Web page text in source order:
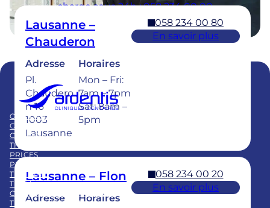
Lausanne –
Chauderon
Adresse
Pl.
Chaudero
n 16
1003
Lausanne
Horaires
Mon – Fri:
7am – 7pm
Sat: 8am –
5pm
058 234 00 80
En savoir plus
Lausanne – Flon
Adresse
Horaires
058 234 00 20
En savoir plus
charge sous 24h : 058 234 00 00
OUR CARE
CLINICS
CAREER
THE GROUP
PRICES
PRACTICE ACQUISITION
TRAINING
TEAM
CHILDREN’S DENTAL CARE
TEETH WHITENING